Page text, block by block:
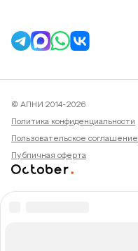
© АПНИ 2014-2026
Политика конфиденциальности
Пользовательское соглашение
Публичная оферта